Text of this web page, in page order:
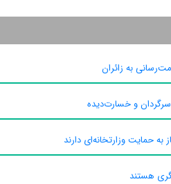
به زائران
و خسارت‌دیده
به حمایت وزارتخانه‌ای دارند
هستند